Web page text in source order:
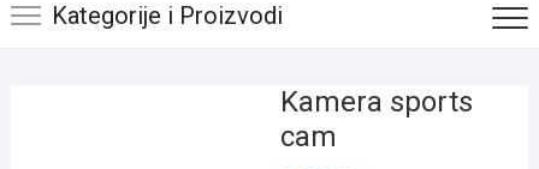
Kategorije i Proizvodi
Kamera sports
cam